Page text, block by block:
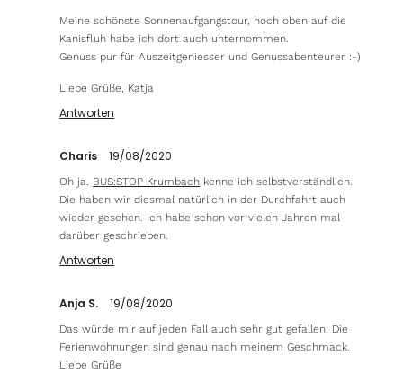
Meine schönste Sonnenaufgangstour, hoch oben auf die
Kanisfluh habe ich dort auch unternommen.
Genuss pur für Auszeitgeniesser und Genussabenteurer :-)
Liebe Grüße, Katja
Antworten
Charis 19/08/2020
Oh ja. BUS:STOP Krumbach kenne ich selbstverständlich.
Die haben wir diesmal natürlich in der Durchfahrt auch
wieder gesehen. ich habe schon vor vielen Jahren mal
darüber geschrieben.
Antworten
Anja S. 19/08/2020
Das würde mir auf jeden Fall auch sehr gut gefallen. Die
Ferienwohnungen sind genau nach meinem Geschmack.
Liebe Grüße